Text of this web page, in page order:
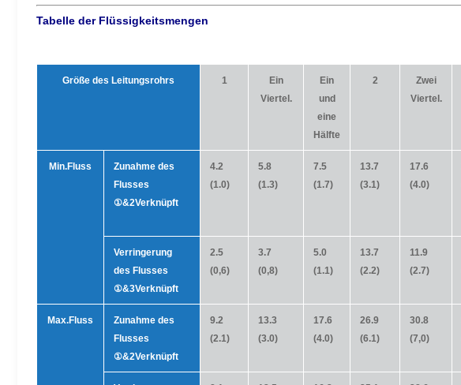
Tabelle der Flüssigkeitsmengen
Größe des Leitungsrohrs 1
Ein
Viertel.
Ein
und
eine
Hälfte
2
Zwei
Viertel.
Min.Fluss
Zunahme des
Flusses
①&2Verknüpft
4.2
(1.0)
5.8
(1.3)
7.5
(1.7)
13.7
(3.1)
17.6
(4.0)
Verringerung
des Flusses
①&3Verknüpft
2.5
(0,6)
3.7
(0,8)
5.0
(1.1)
13.7
(2.2)
11.9
(2.7)
Max.Fluss
Zunahme des
Flusses
①&2Verknüpft
9.2
(2.1)
13.3
(3.0)
17.6
(4.0)
26.9
(6.1)
30.8
(7,0)